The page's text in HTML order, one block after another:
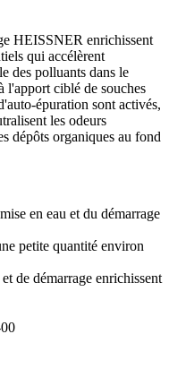
HEISSNER enrichissent
qui accélèrent
des polluants dans le
l'apport ciblé de souches
épuration sont activés,
les odeurs
dépôts organiques au fond
en eau et du démarrage
petite quantité environ
de démarrage enrichissent